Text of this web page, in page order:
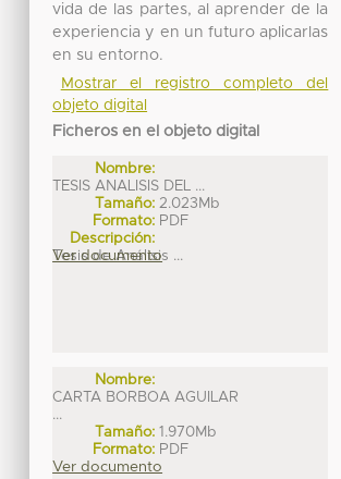
vida de las partes, al aprender de la
experiencia y en un futuro aplicarlas
en su entorno.
Mostrar el registro completo del
objeto digital
Ficheros en el objeto digital
Nombre:
TESIS ANALISIS DEL ...
Tamaño: 2.023Mb
Formato: PDF
Descripción:
Tesis de Análisis ...
Ver documento
Nombre:
CARTA BORBOA AGUILAR
...
Tamaño: 1.970Mb
Formato: PDF
Ver documento